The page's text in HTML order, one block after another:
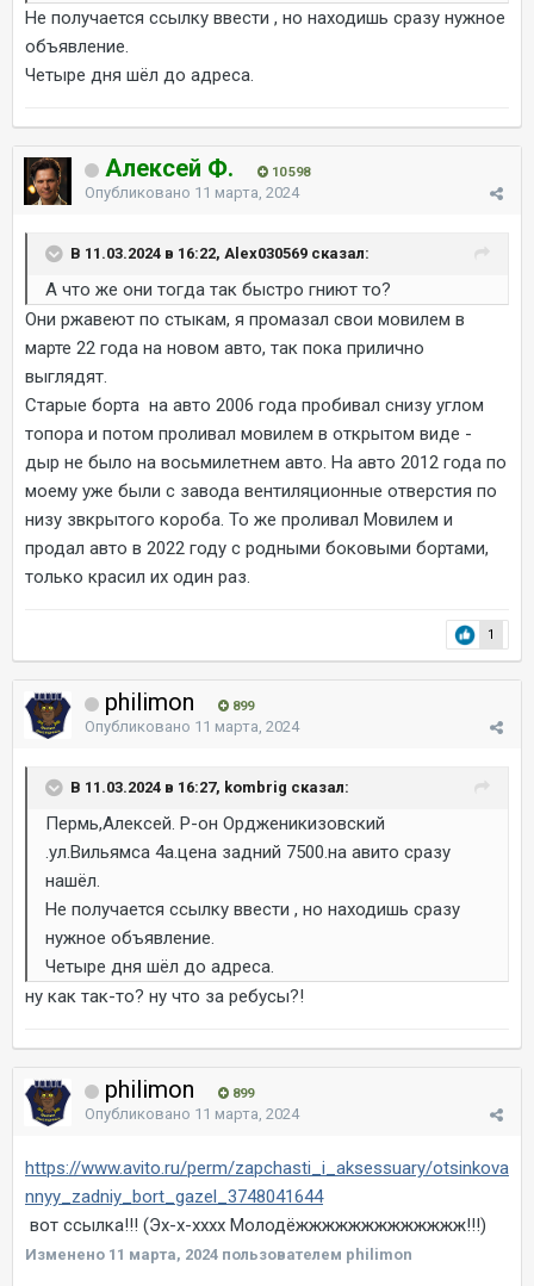
Не получается ссылку ввести , но находишь сразу нужное
объявление.
Четыре дня шёл до адреса.
Алексей Ф. 10 598
Опубликовано 11 марта, 2024
В 11.03.2024 в 16:22, Alex030569 сказал:
А что же они тогда так быстро гниют то?
Они ржавеют по стыкам, я промазал свои мовилем в
марте 22 года на новом авто, так пока прилично
выглядят.
Старые борта на авто 2006 года пробивал снизу углом
топора и потом проливал мовилем в открытом виде -
дыр не было на восьмилетнем авто. На авто 2012 года по
моему уже были с завода вентиляционные отверстия по
низу звкрытого короба. То же проливал Мовилем и
продал авто в 2022 году с родными боковыми бортами,
только красил их один раз.
1
philimon 899
Опубликовано 11 марта, 2024
В 11.03.2024 в 16:27, kombrig сказал:
Пермь,Алексей. Р-он Ордженикизовский
.ул.Вильямса 4а.цена задний 7500.на авито сразу
нашёл.
Не получается ссылку ввести , но находишь сразу
нужное объявление.
Четыре дня шёл до адреса.
ну как так-то? ну что за ребусы?!
philimon 899
Опубликовано 11 марта, 2024
https://www.avito.ru/perm/zapchasti_i_aksessuary/otsinkova
nnyy_zadniy_bort_gazel_3748041644
вот ссылка!!! (Эх-х-хххх Молодёжжжжжжжжжжжжж!!!)
Изменено 11 марта, 2024 пользователем philimon